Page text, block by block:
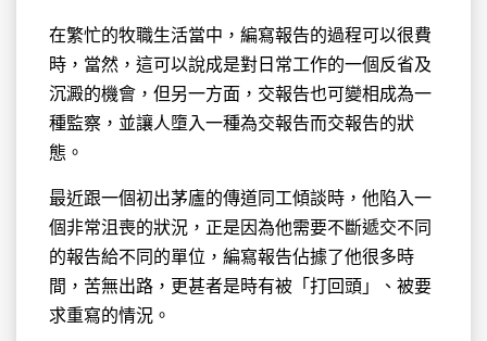
在繁忙的牧職生活當中，編寫報告的過程可以很費
時，當然，這可以說成是對日常工作的一個反省及
沉澱的機會，但另一方面，交報告也可變相成為一
種監察，並讓人墮入一種為交報告而交報告的狀
態。
最近跟一個初出茅廬的傳道同工傾談時，他陷入一
個非常沮喪的狀況，正是因為他需要不斷遞交不同
的報告給不同的單位，編寫報告佔據了他很多時
間，苦無出路，更甚者是時有被「打回頭」、被要
求重寫的情況。